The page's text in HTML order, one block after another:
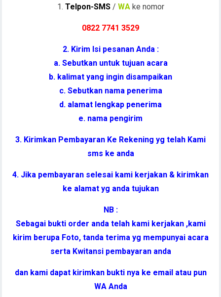
1. Telpon-SMS/ WAke nomor
0822 7741 3529
2. Kirim Isi pesanan Anda :
a. Sebutkan untuk tujuan acara
b. kalimat yang ingin disampaikan
c. Sebutkan nama penerima
d. alamat lengkap penerima
e. nama pengirim
3. Kirimkan Pembayaran Ke Rekening yg telah Kami
sms ke anda
4. Jika pembayaran selesai kami kerjakan & kirimkan
ke alamat yg anda tujukan
NB :
Sebagai bukti order anda telah kami kerjakan ,kami
kirim berupa Foto, tanda terima yg mempunyai acara
serta Kwitansi pembayaran anda
dan kami dapat kirimkan bukti nya ke email atau pun
WA Anda